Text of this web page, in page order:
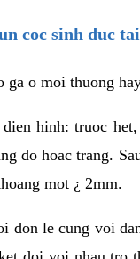
coc sinh duc
ga o moi thuong
dien hinh: truoc
do hoac trang.
mot ¿ 2mm.
don le cung voi